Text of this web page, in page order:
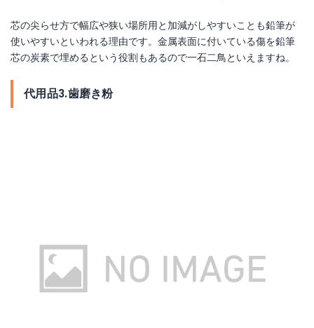
芯の尖らせ方で幅広や狭い場所用と加減がしやすいことも鉛筆が
使いやすいといわれる理由です。金属表面に付いている傷を鉛筆
芯の炭素で埋めるという役割もあるので一石二鳥といえますね。
代用品3.歯磨き粉